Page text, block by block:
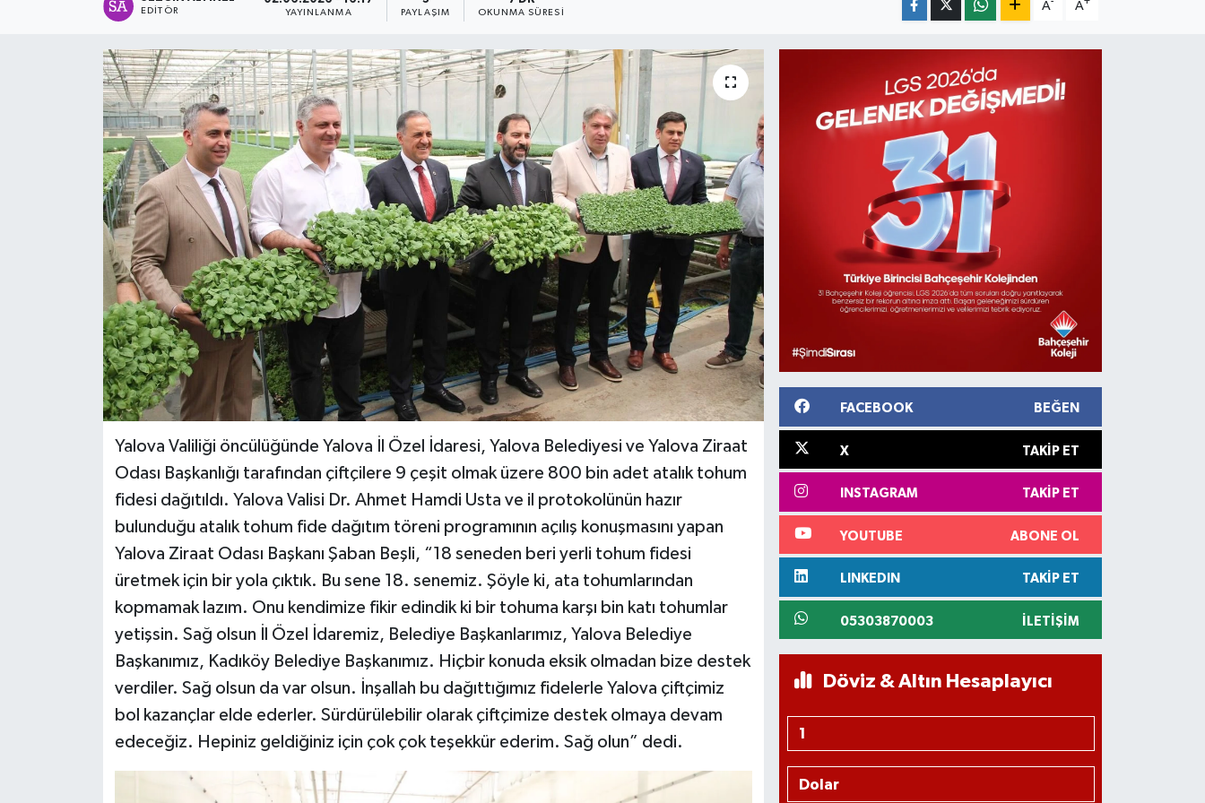
EDITÖR YAYINLANMA PAYLAŞIM OKUNMA SÜRESI
A A
Yalova Valiliği öncülüğünde Yalova İl Özel İdaresi, Yalova Belediyesi ve Yalova Ziraat
Odası Başkanlığı tarafından çiftçilere 9 çeşit olmak üzere 800 bin adet atalık tohum
fidesi dağıtıldı. Yalova Valisi Dr. Ahmet Hamdi Usta ve il protokolünün hazır
bulunduğu atalık tohum fide dağıtım töreni programının açılış konuşmasını yapan
Yalova Ziraat Odası Başkanı Şaban Beşli, “18 seneden beri yerli tohum fidesi
üretmek için bir yola çıktık. Bu sene 18. senemiz. Şöyle ki, ata tohumlarından
kopmamak lazım. Onu kendimize fikir edindik ki bir tohuma karşı bin katı tohumlar
yetişsin. Sağ olsun İl Özel İdaremiz, Belediye Başkanlarımız, Yalova Belediye
Başkanımız, Kadıköy Belediye Başkanımız. Hiçbir konuda eksik olmadan bize destek
verdiler. Sağ olsun da var olsun. İnşallah bu dağıttığımız fidelerle Yalova çiftçimiz
bol kazançlar elde ederler. Sürdürülebilir olarak çiftçimize destek olmaya devam
edeceğiz. Hepiniz geldiğiniz için çok çok teşekkür ederim. Sağ olun” dedi.
FACEBOOK BEĞEN
X TAKIP ET
INSTAGRAM TAKIP ET
YOUTUBE ABONE OL
LINKEDIN TAKIP ET
05303870003 İLETIŞIM
Döviz & Altın Hesaplayıcı
ULUSAL
İLÇELERİMİZ
RESMİ İLAN